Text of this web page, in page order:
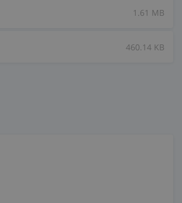
1.61 MB
460.14 KB